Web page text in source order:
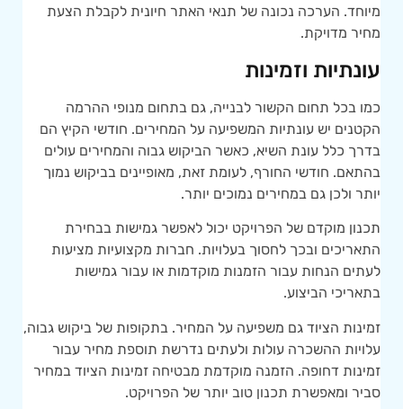
מיוחד. הערכה נכונה של תנאי האתר חיונית לקבלת הצעת
מחיר מדויקת.
עונתיות וזמינות
כמו בכל תחום הקשור לבנייה, גם בתחום מנופי ההרמה
הקטנים יש עונתיות המשפיעה על המחירים. חודשי הקיץ הם
בדרך כלל עונת השיא, כאשר הביקוש גבוה והמחירים עולים
בהתאם. חודשי החורף, לעומת זאת, מאופיינים בביקוש נמוך
יותר ולכן גם במחירים נמוכים יותר.
תכנון מוקדם של הפרויקט יכול לאפשר גמישות בבחירת
התאריכים ובכך לחסוך בעלויות. חברות מקצועיות מציעות
לעתים הנחות עבור הזמנות מוקדמות או עבור גמישות
בתאריכי הביצוע.
זמינות הציוד גם משפיעה על המחיר. בתקופות של ביקוש גבוה,
עלויות ההשכרה עולות ולעתים נדרשת תוספת מחיר עבור
זמינות דחופה. הזמנה מוקדמת מבטיחה זמינות הציוד במחיר
סביר ומאפשרת תכנון טוב יותר של הפרויקט.